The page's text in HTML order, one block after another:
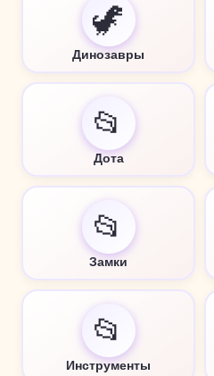
🦖
Динозавры
📂
Дота
📂
Замки
📂
Инструменты